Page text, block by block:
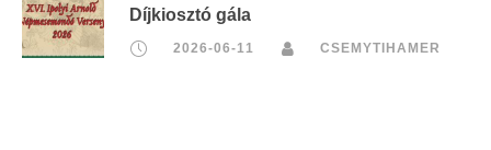
Díjkiosztó gála
2026-06-11 CSEMYTIHAMER